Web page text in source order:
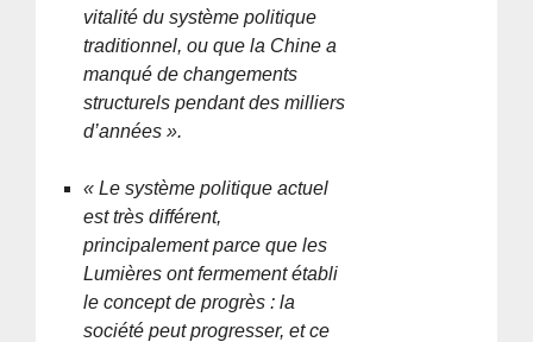
vitalité du système politique
traditionnel, ou que la Chine a
manqué de changements
structurels pendant des milliers
d’années ».
« Le système politique actuel
est très différent,
principalement parce que les
Lumières ont fermement établi
le concept de progrès : la
société peut progresser, et ce